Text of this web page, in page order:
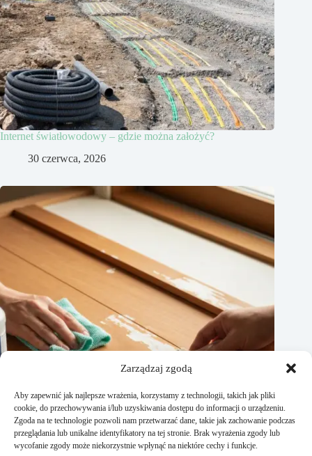
Zarządzaj zgodą
Aby zapewnić jak najlepsze wrażenia, korzystamy z technologii, takich jak pliki
cookie, do przechowywania i/lub uzyskiwania dostępu do informacji o urządzeniu.
Zgoda na te technologie pozwoli nam przetwarzać dane, takie jak zachowanie podczas
przeglądania lub unikalne identyfikatory na tej stronie. Brak wyrażenia zgody lub
wycofanie zgody może niekorzystnie wpłynąć na niektóre cechy i funkcje.
Internet światłowodowy – gdzie można założyć?
30 czerwca, 2026